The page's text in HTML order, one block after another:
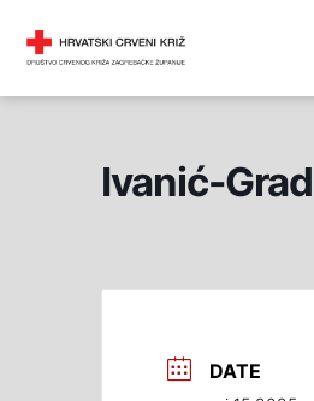
Ivanić-Grad
DATE